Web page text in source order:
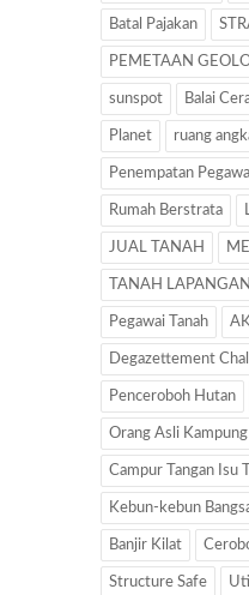
Batal Pajakan
PEMETAAN
sunspot Balai
Planet ruang
Penempatan
Rumah Berstrata
JUAL TANAH
TANAH
Pegawai Tanah
Degazettement
Penceroboh Hutan
Orang Asli
Campur Tangan Isu
Kebun-kebun
Banjir Kilat
Structure Safe